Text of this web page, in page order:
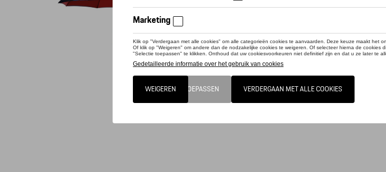
Contacteer uw dealer voor beschikbaarheid
Grote paraplu met dubbele laag en MARTINI RACING®
zilverreflecterende elementen. Windbestendig systeem met